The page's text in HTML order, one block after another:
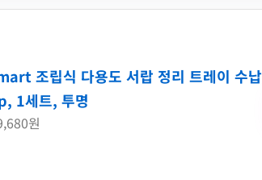
조립식 다용도 서랍 정리 트레이 수납
1세트, 투명
원